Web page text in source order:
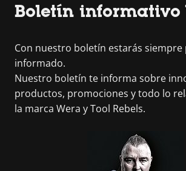
Boletín informativo
Con nuestro boletín estarás
informado.
Nuestro boletín te informa sobre
productos, promociones y todo lo
la marca Wera y Tool Rebels.